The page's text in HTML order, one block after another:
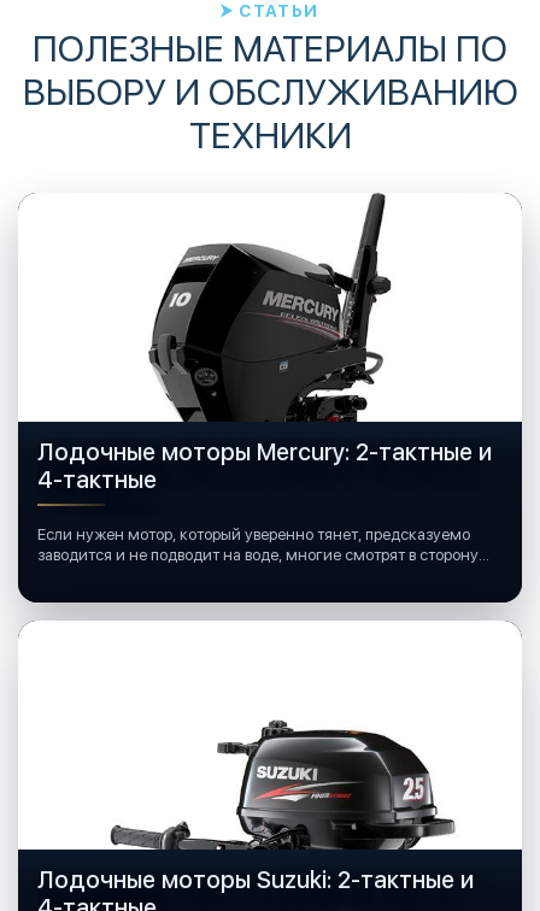
СТАТЬИ
ПОЛЕЗНЫЕ МАТЕРИАЛЫ ПО
ВЫБОРУ И ОБСЛУЖИВАНИЮ
ТЕХНИКИ
Лодочные моторы Mercury: 2-тактные и
4-тактные
Если нужен мотор, который уверенно тянет, предсказуемо
заводится и не подводит на воде, многие смотрят в сторону
Лодочные моторы Suzuki: 2-тактные и